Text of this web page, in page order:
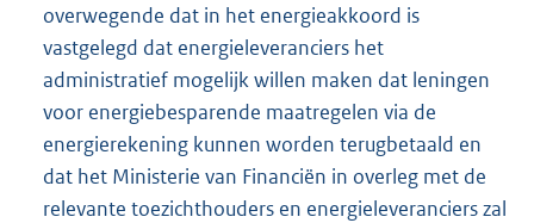
overwegende dat in het energieakkoord is
vastgelegd dat energieleveranciers het
administratief mogelijk willen maken dat leningen
voor energiebesparende maatregelen via de
energierekening kunnen worden terugbetaald en
dat het Ministerie van Financiën in overleg met de
relevante toezichthouders en energieleveranciers zal